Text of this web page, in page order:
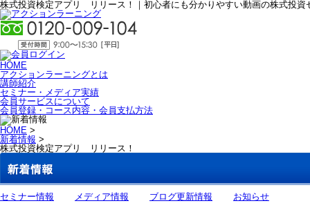
株式投資検定アプリ リリース！｜初心者にも分かりやすい動画の株式投資
HOME
アクションラーニングとは
講師紹介
セミナー・メディア実績
会員サービスについて
会員登録・コース内容・会員支払方法
HOME >
新着情報 >
株式投資検定アプリ リリース！
セミナー情報 メディア情報 ブログ更新情報 お知らせ